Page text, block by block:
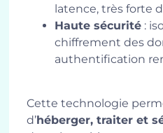
latence, très forte
Haute sécurité :
chiffrement des
authentification
Cette technologie
d’héberger, traiter et